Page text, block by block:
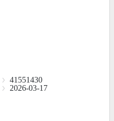
41551430
2026-03-17